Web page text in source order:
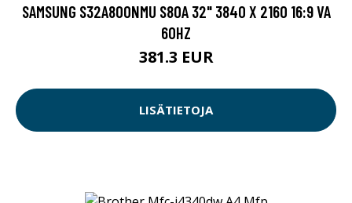
SAMSUNG S32A800NMU S80A 32" 3840 X 2160 16:9 VA
60HZ
381.3 EUR
LISÄTIETOJA